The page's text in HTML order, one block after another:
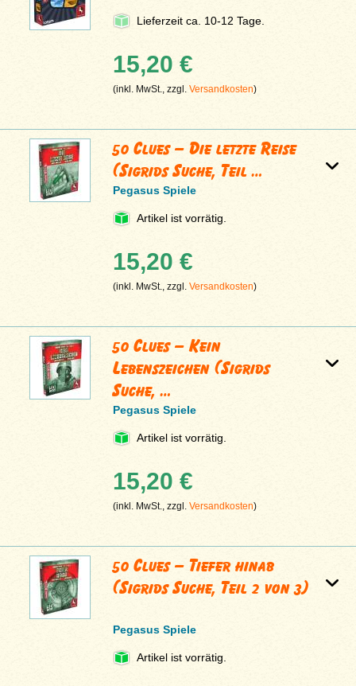
Lieferzeit ca. 10-12 Tage.
15,20 €
(inkl. MwSt., zzgl.Versandkosten)
50 Clues – Die letzte Reise
(Sigrids Suche, Teil …
Pegasus Spiele
Artikel ist vorrätig.
15,20 €
(inkl. MwSt., zzgl.Versandkosten)
50 Clues – Kein
Lebenszeichen (Sigrids
Suche, …
Pegasus Spiele
Artikel ist vorrätig.
15,20 €
(inkl. MwSt., zzgl.Versandkosten)
50 Clues – Tiefer hinab
(Sigrids Suche, Teil 2 von 3)
Pegasus Spiele
Artikel ist vorrätig.